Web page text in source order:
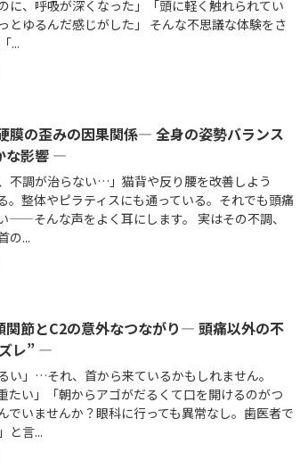
に、呼吸が深くなった」「頭に軽く触れられてい
とゆるんだ感じがした」 そんな不思議な体験をさ
...
膜の歪みの因果関係― 全身の姿勢バランス
な影響 ―
不調が治らない…」猫背や反り腰を改善しよう
。整体やピラティスにも通っている。それでも頭痛
——そんな声をよく耳にします。 実はその不調、
の...
関節とC2の意外なつながり― 頭痛以外の不
レ” ―
い」…それ、首から来ているかもしれません。
たい」「朝からアゴがだるくて口を開けるのがつ
いませんか？眼科に行っても異常なし。歯医者で
と言...